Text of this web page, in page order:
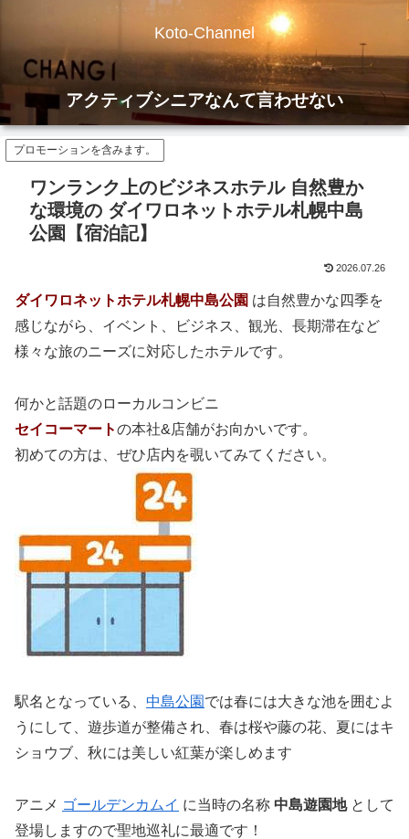
Koto-Channel
アクティブシニアなんて言わせない
プロモーションを含みます。
ワンランク上のビジネスホテル 自然豊か
な環境の ダイワロネットホテル札幌中島
公園【宿泊記】
2026.07.26
ダイワロネットホテル札幌中島公園 は自然豊かな四季を
感じながら、イベント、ビジネス、観光、長期滞在など
様々な旅のニーズに対応したホテルです。
何かと話題のローカルコンビニ
セイコーマートの本社&店舗がお向かいです。
初めての方は、ぜひ店内を覗いてみてください。
駅名となっている、 中島公園 では春には大きな池を囲むよ
うにして、遊歩道が整備され、春は桜や藤の花、夏にはキ
ショウブ、秋には美しい紅葉が楽しめます
アニメ ゴールデンカムイ に当時の名称 中島遊園地として
登場しますので聖地巡礼に最適です！